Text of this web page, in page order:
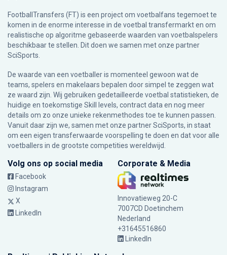
FootballTransfers (FT) is een project om voetbalfans tegemoet te
komen in de enorme interesse in de voetbal transfermarkt en om
realistische op algoritme gebaseerde waarden van voetbalspelers
beschikbaar te stellen. Dit doen we samen met onze partner
SciSports
De waarde van een voetballer is momenteel gewoon wat de
teams, spelers en makelaars bepalen door simpel te zeggen wat
ze waard zijn. Wij gebruiken gedetailleerde voetbal statistieken, de
huidige en toekomstige Skill levels, contract data en nog meer
details om zo onze unieke rekenmethodes toe te kunnen passen.
Vanuit daar zijn we, samen met onze partner SciSports, in staat
om een eigen transferwaarde voorspelling te doen en dat voor alle
voetballers in de grootste competities wereldwijd.
Volg ons op social media
Facebook
Instagram
X
LinkedIn
Corporate & Media
Innovatieweg 20-C
7007CD Doetinchem
Nederland
+31645516860
LinkedIn